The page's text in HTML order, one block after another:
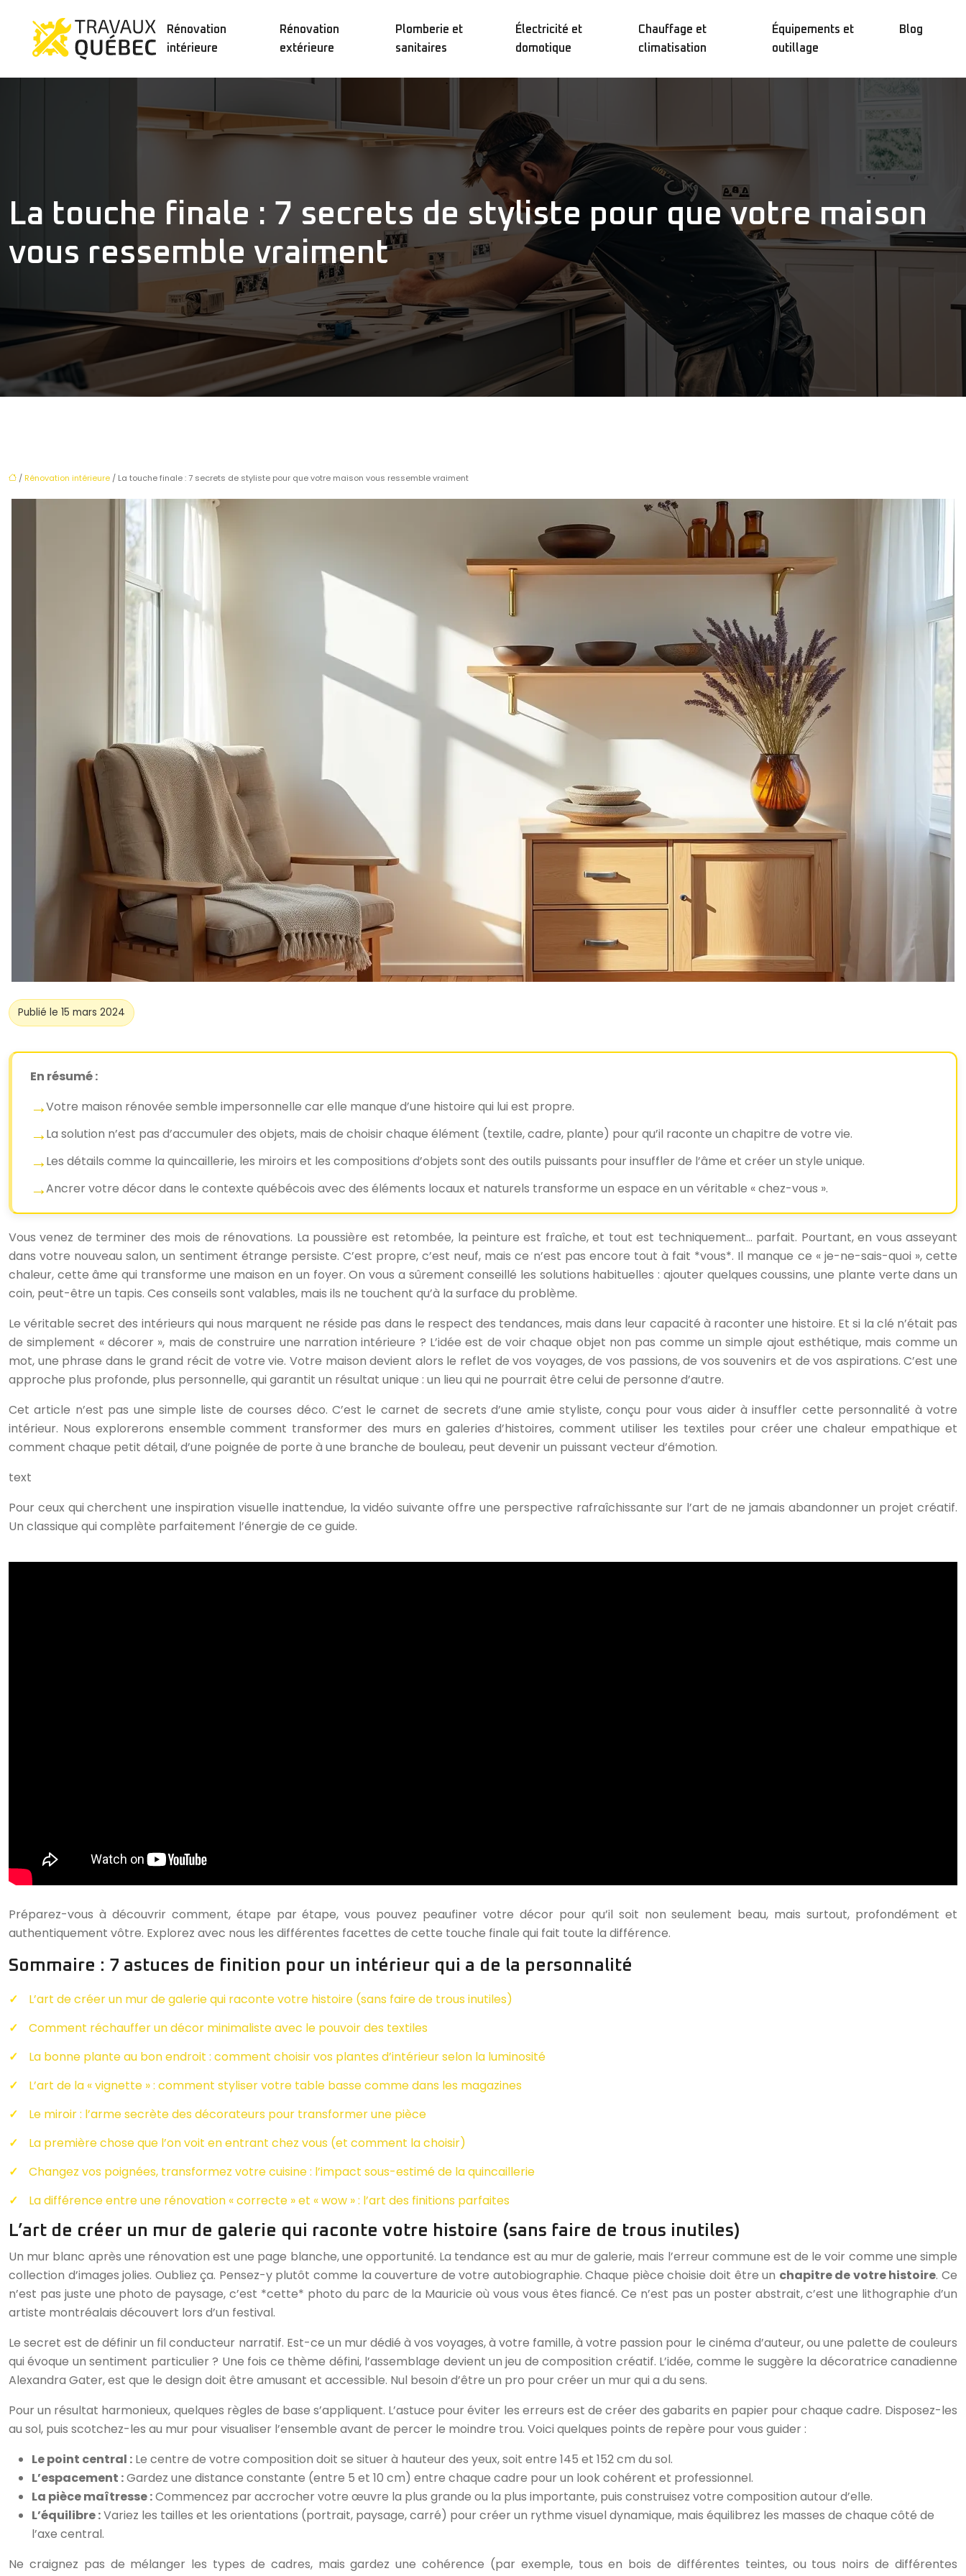
Rénovation
intérieure
Rénovation
extérieure
Plomberie et
sanitaires
Électricité et
domotique
Chauffage et
climatisation
Équipements et
outillage
Blog
La touche finale : 7 secrets de styliste pour que votre maison
vous ressemble vraiment
/ Rénovation intérieure / La touche finale : 7 secrets de styliste pour que votre maison vous ressemble vraiment
Publié le 15 mars 2024
En résumé :
Votre maison rénovée semble impersonnelle car elle manque d’une histoire qui lui est propre.
La solution n’est pas d’accumuler des objets, mais de choisir chaque élément (textile, cadre, plante) pour qu’il raconte un chapitre de votre vie.
Les détails comme la quincaillerie, les miroirs et les compositions d’objets sont des outils puissants pour insuffler de l’âme et créer un style unique.
Ancrer votre décor dans le contexte québécois avec des éléments locaux et naturels transforme un espace en un véritable « chez-vous ».
Vous venez de terminer des mois de rénovations. La poussière est retombée, la peinture est fraîche, et tout est techniquement… parfait. Pourtant, en vous asseyant
dans votre nouveau salon, un sentiment étrange persiste. C’est propre, c’est neuf, mais ce n’est pas encore tout à fait *vous*. Il manque ce « je-ne-sais-quoi », cette
chaleur, cette âme qui transforme une maison en un foyer. On vous a sûrement conseillé les solutions habituelles : ajouter quelques coussins, une plante verte dans un
coin, peut-être un tapis. Ces conseils sont valables, mais ils ne touchent qu’à la surface du problème.
Le véritable secret des intérieurs qui nous marquent ne réside pas dans le respect des tendances, mais dans leur capacité à raconter une histoire. Et si la clé n’était pas
de simplement « décorer », mais de construire une narration intérieure ? L’idée est de voir chaque objet non pas comme un simple ajout esthétique, mais comme un
mot, une phrase dans le grand récit de votre vie. Votre maison devient alors le reflet de vos voyages, de vos passions, de vos souvenirs et de vos aspirations. C’est une
approche plus profonde, plus personnelle, qui garantit un résultat unique : un lieu qui ne pourrait être celui de personne d’autre.
Cet article n’est pas une simple liste de courses déco. C’est le carnet de secrets d’une amie styliste, conçu pour vous aider à insuffler cette personnalité à votre
intérieur. Nous explorerons ensemble comment transformer des murs en galeries d’histoires, comment utiliser les textiles pour créer une chaleur empathique et
comment chaque petit détail, d’une poignée de porte à une branche de bouleau, peut devenir un puissant vecteur d’émotion.
text
Pour ceux qui cherchent une inspiration visuelle inattendue, la vidéo suivante offre une perspective rafraîchissante sur l’art de ne jamais abandonner un projet créatif.
Un classique qui complète parfaitement l’énergie de ce guide.
Préparez-vous à découvrir comment, étape par étape, vous pouvez peaufiner votre décor pour qu’il soit non seulement beau, mais surtout, profondément et
authentiquement vôtre. Explorez avec nous les différentes facettes de cette touche finale qui fait toute la différence.
Sommaire : 7 astuces de finition pour un intérieur qui a de la personnalité
L’art de créer un mur de galerie qui raconte votre histoire (sans faire de trous inutiles)
Comment réchauffer un décor minimaliste avec le pouvoir des textiles
La bonne plante au bon endroit : comment choisir vos plantes d’intérieur selon la luminosité
L’art de la « vignette » : comment styliser votre table basse comme dans les magazines
Le miroir : l’arme secrète des décorateurs pour transformer une pièce
La première chose que l’on voit en entrant chez vous (et comment la choisir)
Changez vos poignées, transformez votre cuisine : l’impact sous-estimé de la quincaillerie
La différence entre une rénovation « correcte » et « wow » : l’art des finitions parfaites
L’art de créer un mur de galerie qui raconte votre histoire (sans faire de trous inutiles)
Un mur blanc après une rénovation est une page blanche, une opportunité. La tendance est au mur de galerie, mais l’erreur commune est de le voir comme une simple
collection d’images jolies. Oubliez ça. Pensez-y plutôt comme la couverture de votre autobiographie. Chaque pièce choisie doit être un chapitre de votre histoire. Ce
n’est pas juste une photo de paysage, c’est *cette* photo du parc de la Mauricie où vous vous êtes fiancé. Ce n’est pas un poster abstrait, c’est une lithographie d’un
artiste montréalais découvert lors d’un festival.
Le secret est de définir un fil conducteur narratif. Est-ce un mur dédié à vos voyages, à votre famille, à votre passion pour le cinéma d’auteur, ou une palette de couleurs
qui évoque un sentiment particulier ? Une fois ce thème défini, l’assemblage devient un jeu de composition créatif. L’idée, comme le suggère la décoratrice canadienne
Alexandra Gater, est que le design doit être amusant et accessible. Nul besoin d’être un pro pour créer un mur qui a du sens.
Pour un résultat harmonieux, quelques règles de base s’appliquent. L’astuce pour éviter les erreurs est de créer des gabarits en papier pour chaque cadre. Disposez-les
au sol, puis scotchez-les au mur pour visualiser l’ensemble avant de percer le moindre trou. Voici quelques points de repère pour vous guider :
Le point central : Le centre de votre composition doit se situer à hauteur des yeux, soit entre 145 et 152 cm du sol.
L’espacement :Gardez une distance constante (entre 5 et 10 cm) entre chaque cadre pour un look cohérent et professionnel.
La pièce maîtresse :Commencez par accrocher votre œuvre la plus grande ou la plus importante, puis construisez votre composition autour d’elle.
L’équilibre :Variez les tailles et les orientations (portrait, paysage, carré) pour créer un rythme visuel dynamique, mais équilibrez les masses de chaque côté de
l’axe central.
Ne craignez pas de mélanger les types de cadres, mais gardez une cohérence (par exemple, tous en bois de différentes teintes, ou tous noirs de différentes